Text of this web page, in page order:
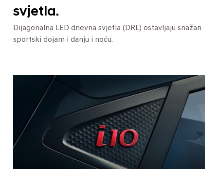
svjetla.
Dijagonalna LED dnevna svjetla (DRL) ostavljaju snažan
sportski dojam i danju i noću.